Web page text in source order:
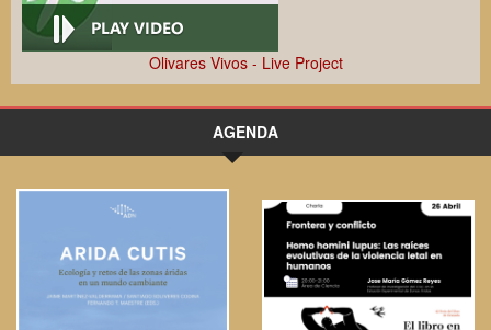
Olivares Vivos - Live Project
AGENDA